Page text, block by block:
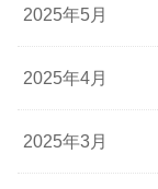
2025年5月
2025年4月
2025年3月